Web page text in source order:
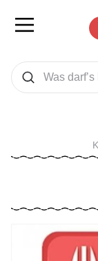
Was wollen Sie suchen
Suchen